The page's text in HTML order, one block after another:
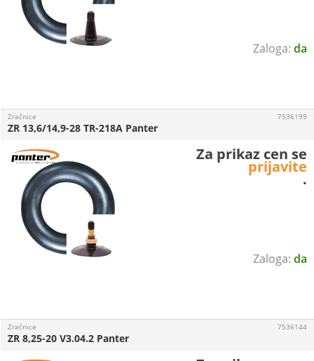
da
da
Zračnice
ZR 13,6/14,9-28 TR-218A Panter
7536199
Za prikaz cen se
prijavite
.
Zračnice
ZR 8,25-20 V3.04.2 Panter
7536144